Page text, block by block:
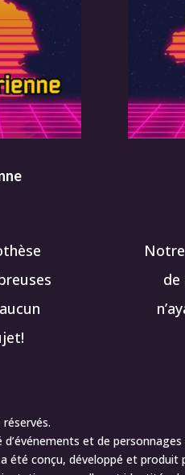
de
et de
été conçu, développé et produit